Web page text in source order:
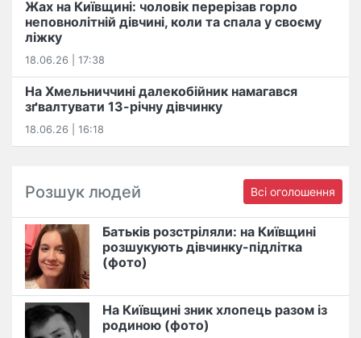
Жах на Київщині: чоловік перерізав горло
неповнолітній дівчині, коли та спала у своєму
ліжку
18.06.26 | 17:38
На Хмельниччині далекобійник намагався
зґвалтувати 13-річну дівчинку
18.06.26 | 16:18
Розшук людей Всі оголошення
Батьків розстріляли: на Київщині
розшукують дівчинку-підлітка
(фото)
На Київщині зник хлопець разом із
родиною (фото)